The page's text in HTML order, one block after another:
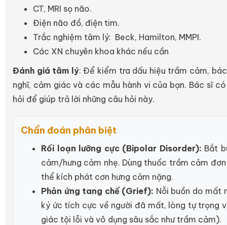
CT, MRI sọ não.
Điện não đồ, điện tim.
Trắc nghiệm tâm lý: Beck, Hamilton, MMPI.
Các XN chuyên khoa khác nếu cần
Đánh giá tâm lý: Để kiểm tra dấu hiệu trầm cảm,
nghĩ, cảm giác và các mẫu hành vi của bạn. Bác sĩ
hỏi để giúp trả lời những câu hỏi này.
Chẩn đoán phân biệt
Rối loạn lưỡng cực (Bipolar Disorder): Bắt
cảm/hưng cảm nhẹ. Dùng thuốc trầm cảm
thể kích phát cơn hưng cảm nặng.
Phản ứng tang chế (Grief): Nỗi buồn do mất
ký ức tích cực về người đã mất, lòng tự trọng
giác tội lỗi và vô dụng sâu sắc như trầm cảm).